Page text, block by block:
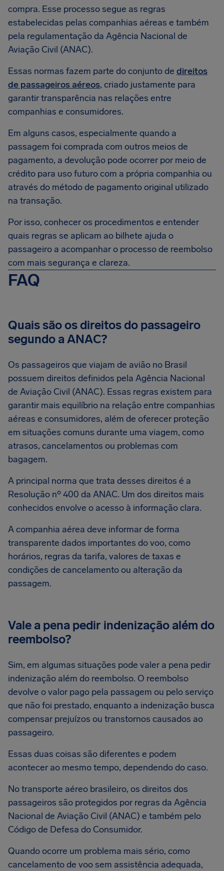
compra. Esse processo segue as regras
estabelecidas pelas companhias aéreas e também
pela regulamentação da Agência Nacional de
Aviação Civil (ANAC).
Essas normas fazem parte do conjunto de direitos
de passageiros aéreos, criado justamente para
garantir transparência nas relações entre
companhias e consumidores.
Em alguns casos, especialmente quando a
passagem foi comprada com outros meios de
pagamento, a devolução pode ocorrer por meio de
crédito para uso futuro com a própria companhia ou
através do método de pagamento original utilizado
na transação.
Por isso, conhecer os procedimentos e entender
quais regras se aplicam ao bilhete ajuda o
passageiro a acompanhar o processo de reembolso
com mais segurança e clareza.
FAQ
Quais são os direitos do passageiro
segundo a ANAC?
Os passageiros que viajam de avião no Brasil
possuem direitos definidos pela Agência Nacional
de Aviação Civil (ANAC). Essas regras existem para
garantir mais equilíbrio na relação entre companhias
aéreas e consumidores, além de oferecer proteção
em situações comuns durante uma viagem, como
atrasos, cancelamentos ou problemas com
bagagem.
A principal norma que trata desses direitos é a
Resolução nº 400 da ANAC. Um dos direitos mais
conhecidos envolve o acesso à informação clara.
A companhia aérea deve informar de forma
transparente dados importantes do voo, como
horários, regras da tarifa, valores de taxas e
condições de cancelamento ou alteração da
passagem.
Vale a pena pedir indenização além do
reembolso?
Sim, em algumas situações pode valer a pena pedir
indenização além do reembolso. O reembolso
devolve o valor pago pela passagem ou pelo serviço
que não foi prestado, enquanto a indenização busca
compensar prejuízos ou transtornos causados ao
passageiro.
Essas duas coisas são diferentes e podem
acontecer ao mesmo tempo, dependendo do caso.
No transporte aéreo brasileiro, os direitos dos
passageiros são protegidos por regras da Agência
Nacional de Aviação Civil (ANAC) e também pelo
Código de Defesa do Consumidor.
Quando ocorre um problema mais sério, como
cancelamento de voo sem assistência adequada,